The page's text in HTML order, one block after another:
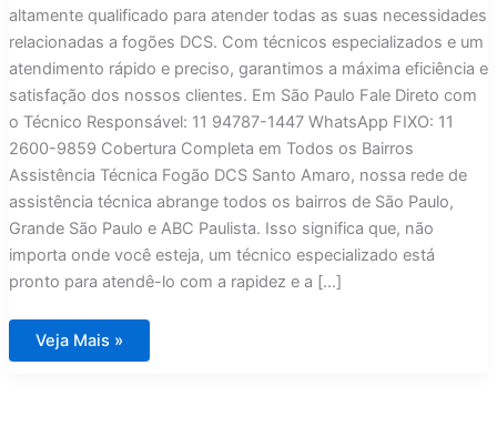
altamente qualificado para atender todas as suas necessidades
relacionadas a fogões DCS. Com técnicos especializados e um
atendimento rápido e preciso, garantimos a máxima eficiência e
satisfação dos nossos clientes. Em São Paulo Fale Direto com
o Técnico Responsável: 11 94787-1447 WhatsApp FIXO: 11
2600-9859 Cobertura Completa em Todos os Bairros
Assistência Técnica Fogão DCS Santo Amaro, nossa rede de
assistência técnica abrange todos os bairros de São Paulo,
Grande São Paulo e ABC Paulista. Isso significa que, não
importa onde você esteja, um técnico especializado está
pronto para atendê-lo com a rapidez e a […]
Assistência
Técnica
Veja Mais »